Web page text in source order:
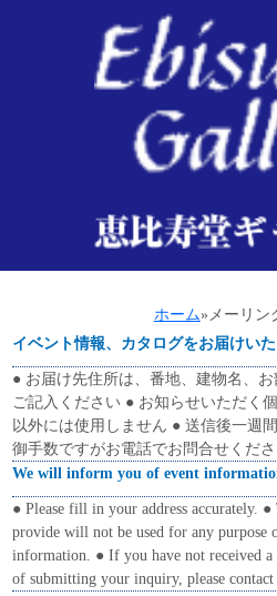
ホーム» メーリン
イベント情報、カタログをお届けい
● お届け先住所は、番地、建物名、
ご記入ください ● お知らせいただく
以外には使用しません ● 送信後一週
御手数ですがお電話でお問合せくだ
We will inform you of event
● Please fill in your address accurately.
provide will not be used for any purpose
information. ● If you have not received
of submitting your inquiry, please contact